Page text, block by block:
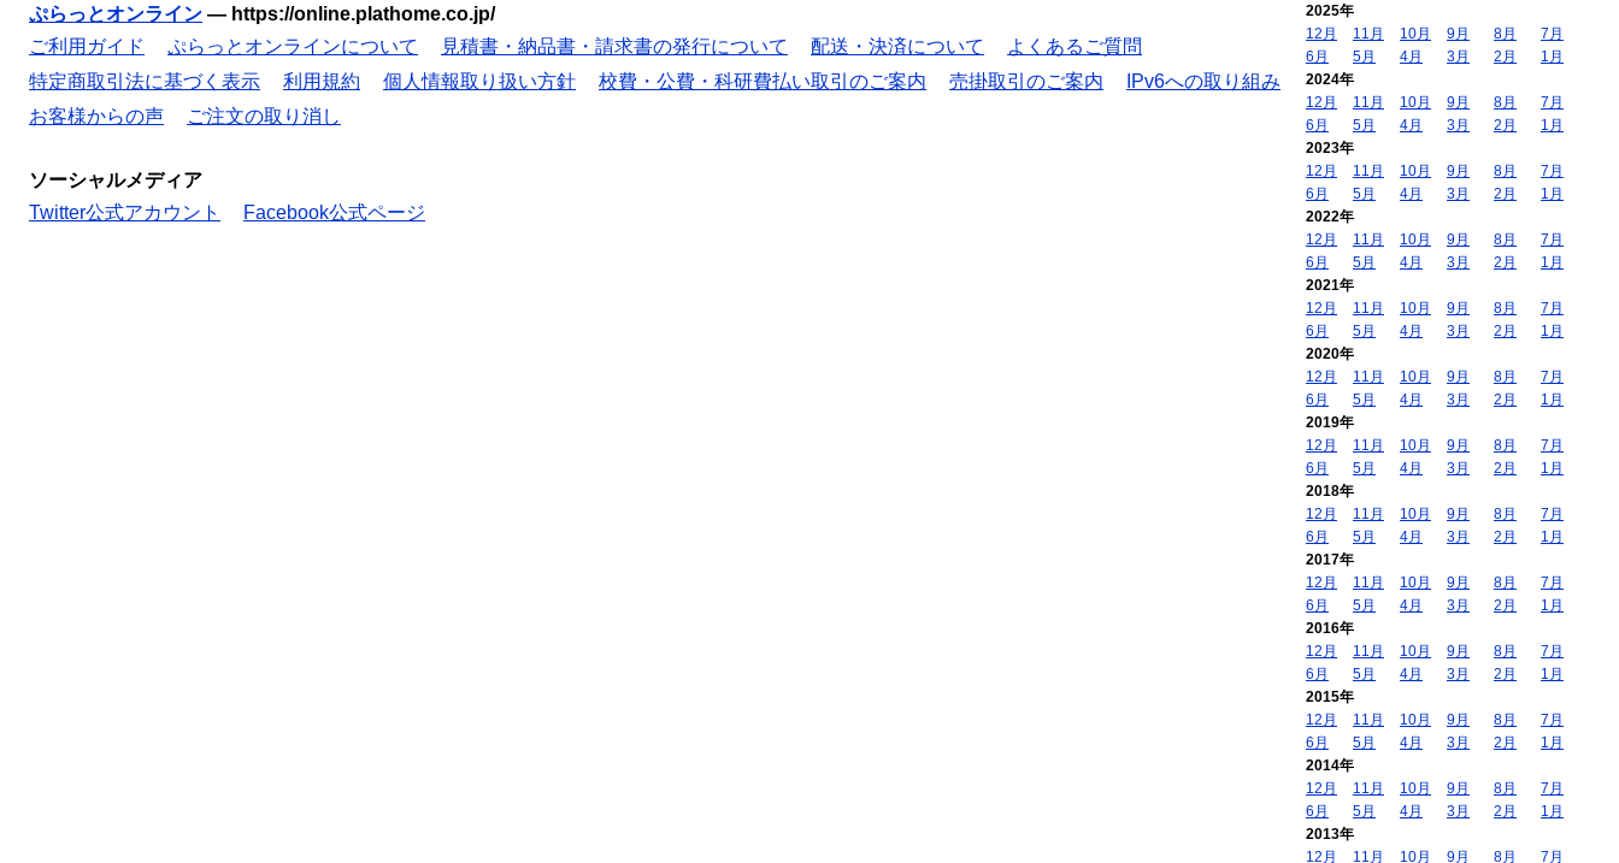
ぷらっとオンライン — https://online.plathome.co.jp/
ご利用ガイド
ぷらっとオンラインについて 見積書・納品書・請求書の発行について 配送・決済について
よくあるご質問
特定商取引法に基づく表示
利用規約 個人情報取り扱い方針 校費・公費・科研費払い取引のご案内 売掛取引のご案内
IPv6への取り組み
お客様からの声
ご注文の取り消し
ソーシャルメディア
Twitter公式アカウント
Facebook公式ページ
2025年
12月
11月 10月 9月 8月
7月
6月
5月 4月 3月 2月
1月
2024年
12月
11月 10月 9月 8月
7月
6月
5月 4月 3月 2月
1月
2023年
12月
11月 10月 9月 8月
7月
6月
5月 4月 3月 2月
1月
2022年
12月
11月 10月 9月 8月
7月
6月
5月 4月 3月 2月
1月
2021年
12月
11月 10月 9月 8月
7月
6月
5月 4月 3月 2月
1月
2020年
12月
11月 10月 9月 8月
7月
6月
5月 4月 3月 2月
1月
2019年
12月
11月 10月 9月 8月
7月
6月
5月 4月 3月 2月
1月
2018年
12月
11月 10月 9月 8月
7月
6月
5月 4月 3月 2月
1月
2017年
12月
11月 10月 9月 8月
7月
6月
5月 4月 3月 2月
1月
2016年
12月
11月 10月 9月 8月
7月
6月
5月 4月 3月 2月
1月
2015年
12月
11月 10月 9月 8月
7月
6月
5月 4月 3月 2月
1月
2014年
12月
11月 10月 9月 8月
7月
6月
5月 4月 3月 2月
1月
2013年
12月
11月 10月 9月 8月 7月